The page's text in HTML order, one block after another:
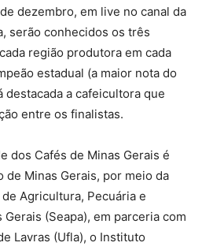
dezembro, em live no canal da
serão conhecidos os três
região produtora em cada
estadual (a maior nota do
destacada a cafeicultora que
entre os finalistas.
dos Cafés de Minas Gerais é
de Minas Gerais, por meio da
Agricultura, Pecuária e
(Seapa), em parceria com
Lavras (Ufla), o Instituto